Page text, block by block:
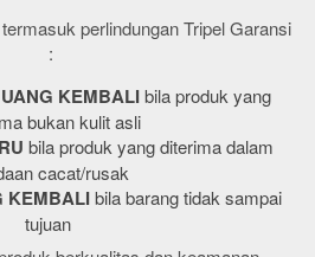
perlindungan Tripel Garansi
:
KEMBALI bila produk yang
bukan kulit asli
bila produk yang diterima dalam
cacat/rusak
KEMBALI bila barang tidak sampai
tujuan